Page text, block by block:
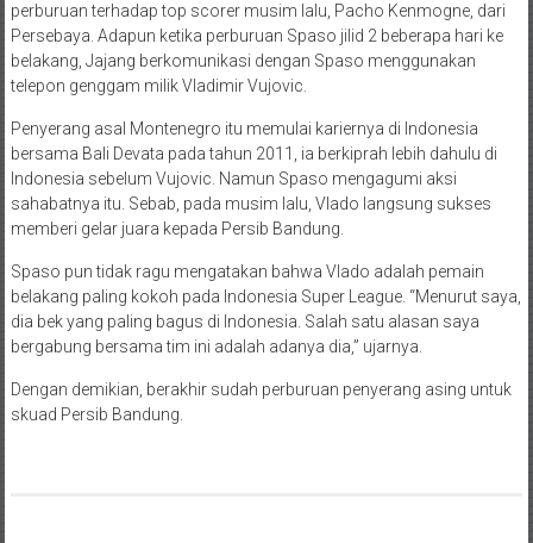
perburuan terhadap top scorer musim lalu, Pacho Kenmogne, dari
Persebaya. Adapun ketika perburuan Spaso jilid 2 beberapa hari ke
belakang, Jajang berkomunikasi dengan Spaso menggunakan
telepon genggam milik Vladimir Vujovic.
Penyerang asal Montenegro itu memulai kariernya di Indonesia
bersama Bali Devata pada tahun 2011, ia berkiprah lebih dahulu di
Indonesia sebelum Vujovic. Namun Spaso mengagumi aksi
sahabatnya itu. Sebab, pada musim lalu, Vlado langsung sukses
memberi gelar juara kepada Persib Bandung.
Spaso pun tidak ragu mengatakan bahwa Vlado adalah pemain
belakang paling kokoh pada Indonesia Super League. “Menurut saya,
dia bek yang paling bagus di Indonesia. Salah satu alasan saya
bergabung bersama tim ini adalah adanya dia,” ujarnya.
Dengan demikian, berakhir sudah perburuan penyerang asing untuk
skuad Persib Bandung.